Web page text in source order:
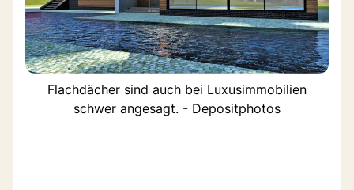
Flachdächer sind auch bei Luxusimmobilien
schwer angesagt. - Depositphotos